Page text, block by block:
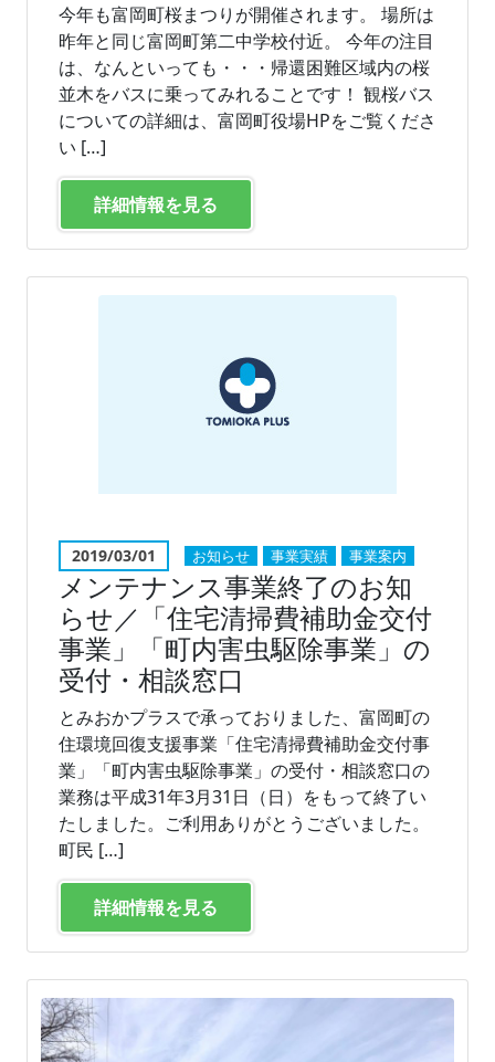
今年も富岡町桜まつりが開催されます。 場所は
昨年と同じ富岡町第二中学校付近。 今年の注目
は、なんといっても・・・帰還困難区域内の桜
並木をバスに乗ってみれることです！ 観桜バス
についての詳細は、富岡町役場HPをご覧くださ
い […]
詳細情報を見る
2019/03/01 お知らせ 事業実績 事業案内
メンテナンス事業終了のお知
らせ／「住宅清掃費補助金交付
事業」「町内害虫駆除事業」の
受付・相談窓口
とみおかプラスで承っておりました、富岡町の
住環境回復支援事業「住宅清掃費補助⾦交付事
業」「町内害⾍駆除事業」の受付・相談窓口の
業務は平成31年3月31日（日）をもって終了い
たしました。ご利用ありがとうございました。
町民 […]
詳細情報を見る